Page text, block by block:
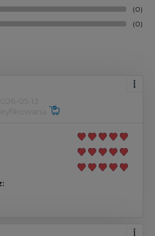
(0)
(0)
05-13